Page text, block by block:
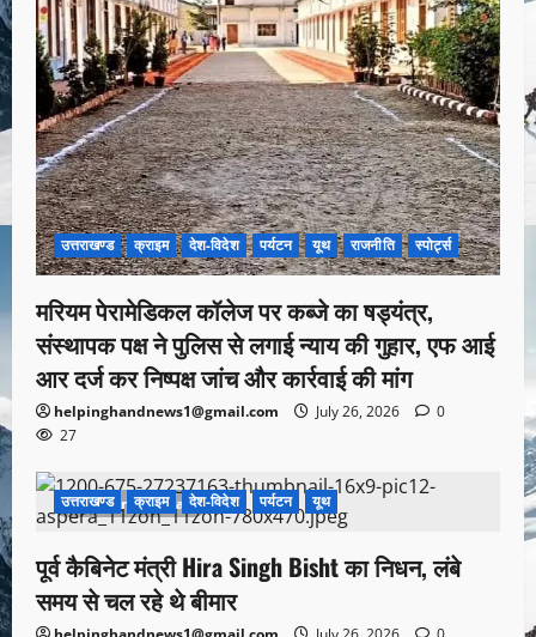
उत्तराखण्ड क्राइम देश-विदेश पर्यटन यूथ राजनीति स्पोर्ट्स
मरियम पेरामेडिकल कॉलेज पर कब्जे का षड्यंत्र,
संस्थापक पक्ष ने पुलिस से लगाई न्याय की गुहार, एफ आई
आर दर्ज कर निष्पक्ष जांच और कार्रवाई की मांग
helpinghandnews1@gmail.com July 26, 2026
0
27
1 minute read
उत्तराखण्ड क्राइम देश-विदेश पर्यटन यूथ
पूर्व कैबिनेट मंत्री Hira Singh Bisht का निधन, लंबे
समय से चल रहे थे बीमार